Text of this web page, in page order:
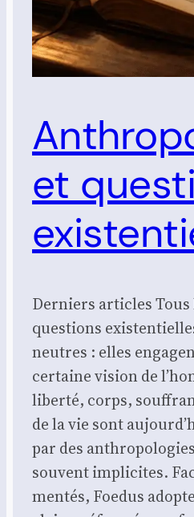
et
Der­niers articles Tous
ques­tions
neutres : elles
cer­taine vision de
liber­té, corps,
de la vie sont
par des
sou­vent impli­cites.
men­tés, Foe­dus